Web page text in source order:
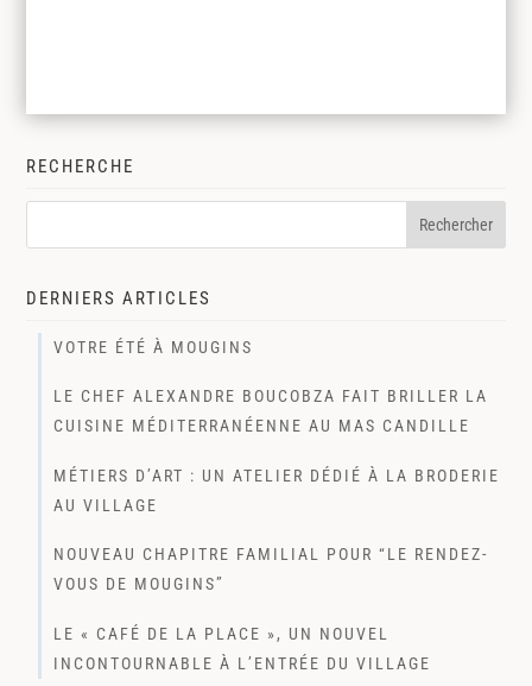
RECHERCHE
DERNIERS ARTICLES
VOTRE ÉTÉ À MOUGINS
LE CHEF ALEXANDRE BOUCOBZA FAIT BRILLER LA
CUISINE MÉDITERRANÉENNE AU MAS CANDILLE
MÉTIERS D’ART : UN ATELIER DÉDIÉ À LA BRODERIE
AU VILLAGE
NOUVEAU CHAPITRE FAMILIAL POUR “LE RENDEZ-
VOUS DE MOUGINS”
LE « CAFÉ DE LA PLACE », UN NOUVEL
INCONTOURNABLE À L’ENTRÉE DU VILLAGE